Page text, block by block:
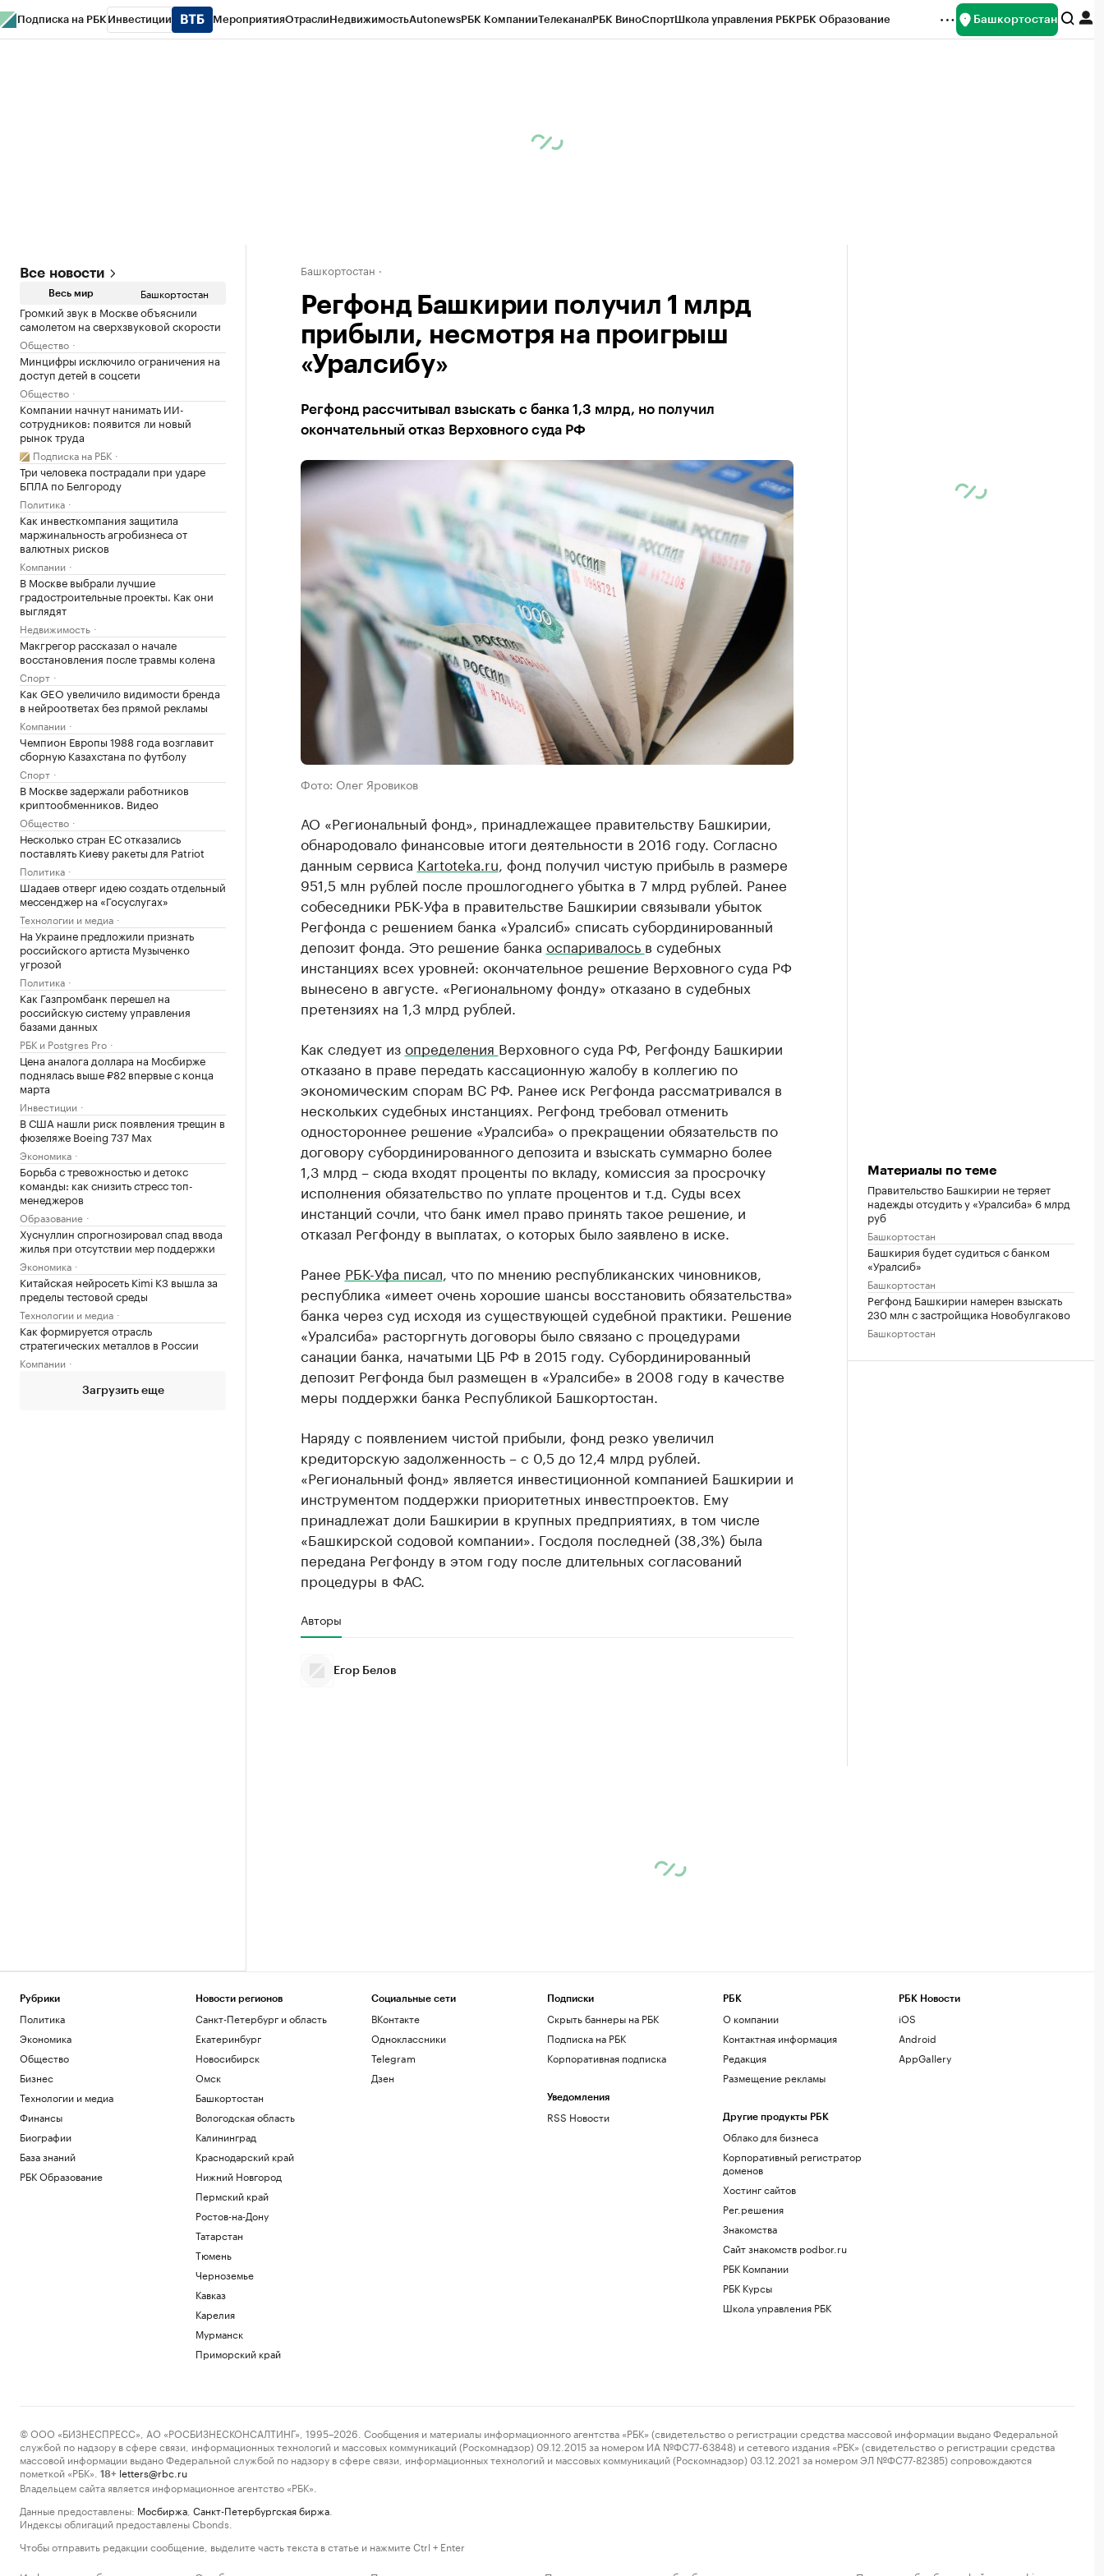
Подписка на РБК Инвестиции МероприятияОтраслиНедвижимостьAutonewsРБК КомпанииТелеканалРБК ВиноСпортШкола управления РБКРБК Образование Башкортостан
Все новости
Весь мир Башкортостан
Громкий звук в Москве объяснили
самолетом на сверхзвуковой скорости
Общество
Минцифры исключило ограничения на
доступ детей в соцсети
Общество
Компании начнут нанимать ИИ-
сотрудников: появится ли новый
рынок труда
Подписка на РБК
Три человека пострадали при ударе
БПЛА по Белгороду
Политика
Как инвесткомпания защитила
маржинальность агробизнеса от
валютных рисков
Компании
В Москве выбрали лучшие
градостроительные проекты. Как они
выглядят
Недвижимость
Макгрегор рассказал о начале
восстановления после травмы колена
Спорт
Как GEO увеличило видимости бренда
в нейроответах без прямой рекламы
Компании
Чемпион Европы 1988 года возглавит
сборную Казахстана по футболу
Спорт
В Москве задержали работников
криптообменников. Видео
Общество
Несколько стран ЕС отказались
поставлять Киеву ракеты для Patriot
Политика
Шадаев отверг идею создать отдельный
мессенджер на «Госуслугах»
Технологии и медиа
На Украине предложили признать
российского артиста Музыченко
угрозой
Политика
Как Газпромбанк перешел на
российскую систему управления
базами данных
РБК и Postgres Pro
Цена аналога доллара на Мосбирже
поднялась выше ₽82 впервые с конца
марта
Инвестиции
В США нашли риск появления трещин в
фюзеляже Boeing 737 Max
Экономика
Борьба с тревожностью и детокс
команды: как снизить стресс топ-
менеджеров
Образование
Хуснуллин спрогнозировал спад ввода
жилья при отсутствии мер поддержки
Экономика
Китайская нейросеть Kimi K3 вышла за
пределы тестовой среды
Технологии и медиа
Как формируется отрасль
стратегических металлов в России
Компании
Загрузить еще
Башкортостан
Регфонд Башкирии получил 1 млрд
прибыли, несмотря на проигрыш
«Уралсибу»
Регфонд рассчитывал взыскать с банка 1,3 млрд, но получил
окончательный отказ Верховного суда РФ
Фото: Олег Яровиков
АО «Региональный фонд», принадлежащее правительству Башкирии,
обнародовало финансовые итоги деятельности в 2016 году. Согласно
данным сервиса Kartoteka.ru , фонд получил чистую прибыль в размере
951,5 млн рублей после прошлогоднего убытка в 7 млрд рублей. Ранее
собеседники РБК-Уфа в правительстве Башкирии связывали убыток
Регфонда с решением банка «Уралсиб» списать субординированный
депозит фонда. Это решение банка оспаривалось в судебных
инстанциях всех уровней: окончательное решение Верховного суда РФ
вынесено в августе. «Региональному фонду» отказано в судебных
претензиях на 1,3 млрд рублей.
Как следует изопределения Верховного суда РФ, Регфонду Башкирии
отказано в праве передать кассационную жалобу в коллегию по
экономическим спорам ВС РФ. Ранее иск Регфонда рассматривался в
нескольких судебных инстанциях. Регфонд требовал отменить
одностороннее решение «Уралсиба» о прекращении обязательств по
договору субординированного депозита и взыскать суммарно более
1,3 млрд – сюда входят проценты по вкладу, комиссия за просрочку
исполнения обязательство по уплате процентов и т.д. Суды всех
инстанций сочли, что банк имел право принять такое решение, и
отказал Регфонду в выплатах, о которых было заявлено в иске.
Ранее РБК-Уфа писал , что по мнению республиканских чиновников,
республика «имеет очень хорошие шансы восстановить обязательства»
банка через суд исходя из существующей судебной практики. Решение
«Уралсиба» расторгнуть договоры было связано с процедурами
санации банка, начатыми ЦБ РФ в 2015 году. Субординированный
депозит Регфонда был размещен в «Уралсибе» в 2008 году в качестве
меры поддержки банка Республикой Башкортостан.
Наряду с появлением чистой прибыли, фонд резко увеличил
кредиторскую задолженность – с 0,5 до 12,4 млрд рублей.
«Региональный фонд» является инвестиционной компанией Башкирии и
инструментом поддержки приоритетных инвестпроектов. Ему
принадлежат доли Башкирии в крупных предприятиях, в том числе
«Башкирской содовой компании». Госдоля последней (38,3%) была
передана Регфонду в этом году после длительных согласований
процедуры в ФАС.
Авторы
Егор Белов
Материалы по теме
Правительство Башкирии не теряет
надежды отсудить у «Уралсиба» 6 млрд
руб
Башкортостан
Башкирия будет судиться с банком
«Уралсиб»
Башкортостан
Регфонд Башкирии намерен взыскать
230 млн с застройщика Новобулгаково
Башкортостан
Рубрики
Политика
Экономика
Общество
Бизнес
Технологии и медиа
Финансы
Биографии
База знаний
РБК Образование
Новости регионов
Санкт-Петербург и область
Екатеринбург
Новосибирск
Омск
Башкортостан
Вологодская область
Калининград
Краснодарский край
Нижний Новгород
Пермский край
Ростов-на-Дону
Татарстан
Тюмень
Черноземье
Кавказ
Карелия
Мурманск
Приморский край
Социальные сети
ВКонтакте
Одноклассники
Telegram
Дзен
Подписки
Скрыть баннеры на РБК
Подписка на РБК
Корпоративная подписка
Уведомления
RSS Новости
РБК
О компании
Контактная информация
Редакция
Размещение рекламы
Другие продукты РБК
Облако для бизнеса
Корпоративный регистратор
доменов
Хостинг сайтов
Рег.решения
Знакомства
Сайт знакомств podbor.ru
РБК Компании
РБК Курсы
Школа управления РБК
РБК Новости
iOS
Android
AppGallery
© ООО «БИЗНЕСПРЕСС», АО «РОСБИЗНЕСКОНСАЛТИНГ», 1995–2026. Сообщения и материалы информационного агентства «РБК» (свидетельство о регистрации средства массовой информации выдано Федеральной
службой по надзору в сфере связи, информационных технологий и массовых коммуникаций (Роскомнадзор) 09.12.2015 за номером ИА №ФС77-63848) и сетевого издания «РБК» (свидетельство о регистрации средства
массовой информации выдано Федеральной службой по надзору в сфере связи, информационных технологий и массовых коммуникаций (Роскомнадзор) 03.12.2021 за номером ЭЛ №ФС77-82385) сопровождаются
пометкой «РБК».
18+ letters@rbc.ru
Владельцем сайта является информационное агентство «РБК».
Данные предоставлены: Мосбиржа Санкт-Петербургская биржа
Индексы облигаций предоставлены Cbonds.
Чтобы отправить редакции сообщение, выделите часть текста в статье и нажмите Ctrl + Enter